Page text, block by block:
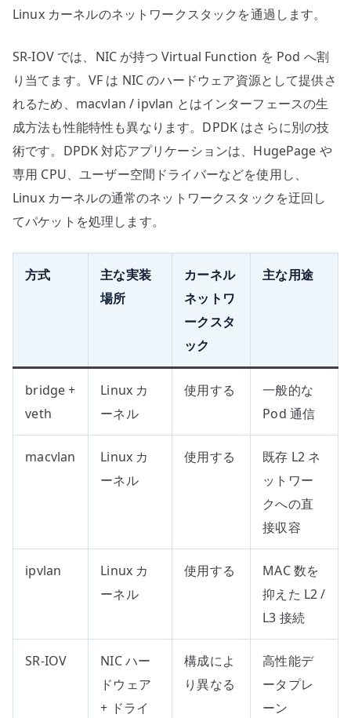
Linux カーネルのネットワークスタックを通過します。
SR-IOV では、NIC が持つ Virtual Function を Pod へ割
り当てます。VF は NIC のハードウェア資源として提供さ
れるため、macvlan / ipvlan とはインターフェースの生
成方法も性能特性も異なります。DPDK はさらに別の技
術です。DPDK 対応アプリケーションは、HugePage や
専用 CPU、ユーザー空間ドライバーなどを使用し、
Linux カーネルの通常のネットワークスタックを迂回し
てパケットを処理します。
方式
主な実装
場所
カーネル
ネットワ
ークスタ
ック
主な用途
bridge +
veth
Linux カ
ーネル
使用する
一般的な
Pod 通信
macvlan
Linux カ
ーネル
使用する
既存 L2 ネ
ットワー
クへの直
接収容
ipvlan
Linux カ
ーネル
使用する
MAC 数を
抑えた L2 /
L3 接続
SR-IOV
NIC ハー
ドウェア
+ ドライ
構成によ
り異なる
高性能デ
ータプレ
ーン